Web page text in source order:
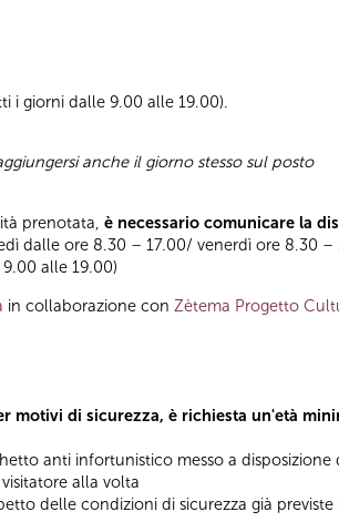
i giorni dalle 9.00 alle 19.00).
anche il giorno stesso sul posto
prenotata, è necessario comunicare la
dalle ore 8.30 – 17.00/ venerdì ore 8.30
alle 19.00)
in collaborazione con Zètema Progetto
motivi di sicurezza, è richiesta un'età
anti infortunistico messo a disposizione
alla volta
delle condizioni di sicurezza già